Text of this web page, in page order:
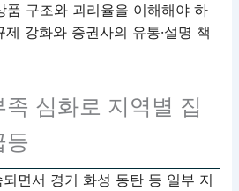
품 구조와 괴리율을 이해해야 하
제 강화와 증권사의 유통·설명 책
심화로 지역별 집
등
면서 경기 화성 동탄 등 일부 지